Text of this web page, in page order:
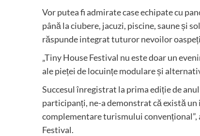
Vor putea fi admirate case echipate cu
până la ciubere, jacuzi, piscine, saune și
răspunde integrat tuturor nevoilor
„Tiny House Festival nu este doar un
ale pieței de locuințe modulare și
Succesul înregistrat la prima ediție de
participanți, ne-a demonstrat că există
complementare turismului
Festival.